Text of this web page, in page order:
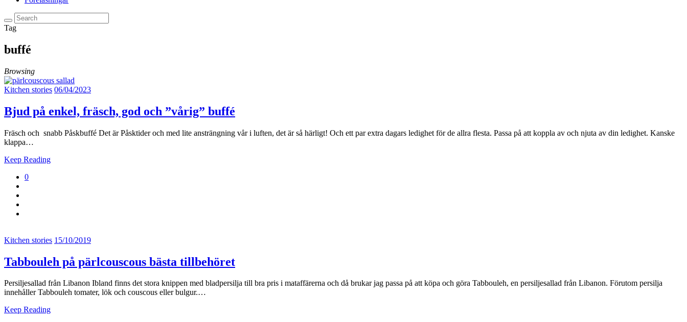
Tag
buffé
Browsing
Kitchen stories 06/04/2023
Bjud på enkel, fräsch, god och ”vårig” buffé
Fräsch och snabb Påskbuffé Det är Påsktider och med lite ansträngning vår i luften, det är så härligt! Och ett par extra dagars ledighet för de allra flesta. Passa på att koppla av och njuta av din ledighet. Kanske
klappa…
Keep Reading
0
Kitchen stories 15/10/2019
Tabbouleh på pärlcouscous bästa tillbehöret
Persiljesallad från Libanon Ibland finns det stora knippen med bladpersilja till bra pris i mataffärerna och då brukar jag passa på att köpa och göra Tabbouleh, en persiljesallad från Libanon. Förutom persilja
innehåller Tabbouleh tomater, lök och couscous eller bulgur.…
Keep Reading